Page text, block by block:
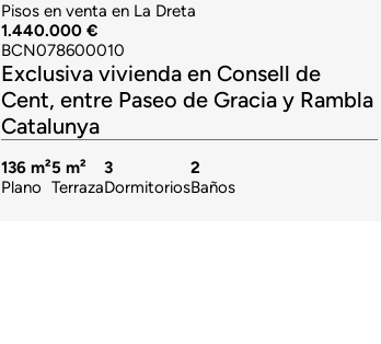
Pisos en venta en La Dreta
1.440.000 €
BCN078600010
Exclusiva vivienda en Consell de
Cent, entre Paseo de Gracia y Rambla
Catalunya
136 m²
Plano
5 m²
Terraza
3
Dormitorios
2
Baños